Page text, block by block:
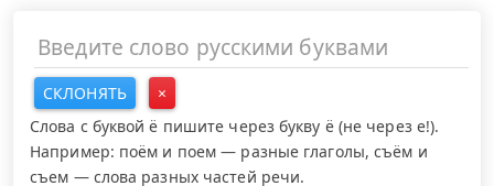
СКЛОНЯТЬ
×
Слова с буквой ё пишите через букву ё (не через е!).
Например: поём и поем — разные глаголы, съём и
съем — слова разных частей речи.